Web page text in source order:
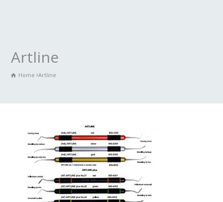
Artline
Home Artline